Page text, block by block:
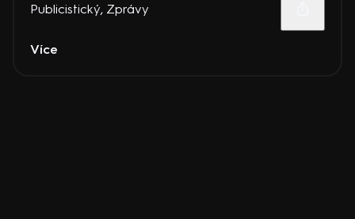
Publicistický, Zprávy
Více